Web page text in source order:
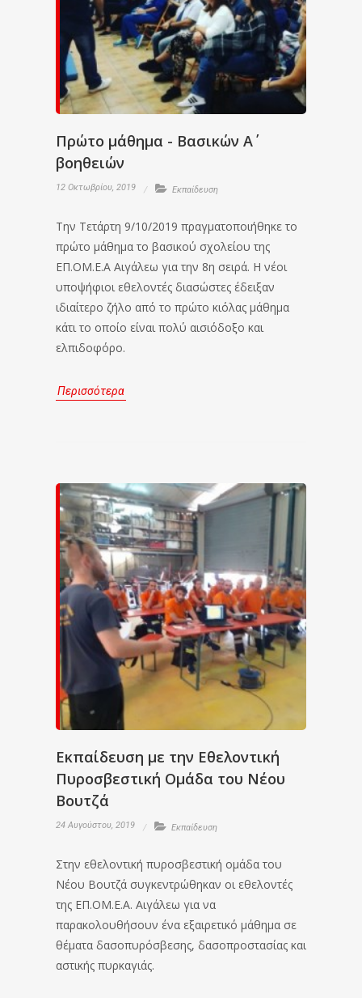
Πρώτο μάθημα - Βασικών Α΄
βοηθειών
12 Οκτωβρίου, 2019 Εκπαίδευση
Την Τετάρτη 9/10/2019 πραγματοποιήθηκε το
πρώτο μάθημα το βασικού σχολείου της
ΕΠ.ΟΜ.Ε.Α Αιγάλεω για την 8η σειρά. Η νέοι
υποψήφιοι εθελοντές διασώστες έδειξαν
ιδιαίτερο ζήλο από το πρώτο κιόλας μάθημα
κάτι το οποίο είναι πολύ αισιόδοξο και
ελπιδοφόρο.
Περισσότερα
Εκπαίδευση με την Εθελοντική
Πυροσβεστική Ομάδα του Νέου
Βουτζά
24 Αυγούστου, 2019 Εκπαίδευση
Στην εθελοντική πυροσβεστική ομάδα του
Νέου Βουτζά συγκεντρώθηκαν οι εθελοντές
της ΕΠ.ΟΜ.Ε.Α. Αιγάλεω για να
παρακολουθήσουν ένα εξαιρετικό μάθημα σε
θέματα δασοπυρόσβεσης, δασοπροστασίας και
αστικής πυρκαγιάς.